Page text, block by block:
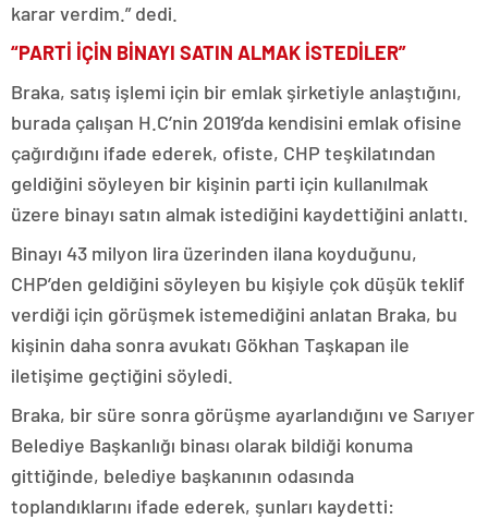
karar verdim.” dedi.
“PARTİ İÇİN BİNAYI SATIN ALMAK İSTEDİLER”
Braka, satış işlemi için bir emlak şirketiyle anlaştığını,
burada çalışan H.C’nin 2019’da kendisini emlak ofisine
çağırdığını ifade ederek, ofiste, CHP teşkilatından
geldiğini söyleyen bir kişinin parti için kullanılmak
üzere binayı satın almak istediğini kaydettiğini anlattı.
Binayı 43 milyon lira üzerinden ilana koyduğunu,
CHP’den geldiğini söyleyen bu kişiyle çok düşük teklif
verdiği için görüşmek istemediğini anlatan Braka, bu
kişinin daha sonra avukatı Gökhan Taşkapan ile
iletişime geçtiğini söyledi.
Braka, bir süre sonra görüşme ayarlandığını ve Sarıyer
Belediye Başkanlığı binası olarak bildiği konuma
gittiğinde, belediye başkanının odasında
toplandıklarını ifade ederek, şunları kaydetti: